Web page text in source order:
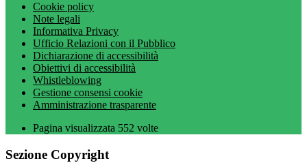
Cookie policy
Note legali
Informativa Privacy
Ufficio Relazioni con il Pubblico
Dichiarazione di accessibilità
Obiettivi di accessibilità
Whistleblowing
Gestione consensi cookie
Amministrazione trasparente
Pagina visualizzata 552 volte
Sezione Copyright